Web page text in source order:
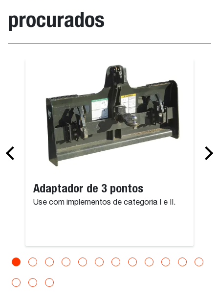
procurados
Adaptador de 3 pontos
Use com implementos de categoria I e II.